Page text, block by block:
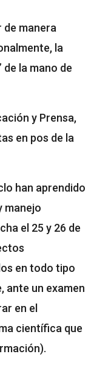
manera
la
la mano de
y Prensa,
en pos de la
han aprendido
manejo
el 25 y 26 de
en todo tipo
ante un examen
en el
científica que